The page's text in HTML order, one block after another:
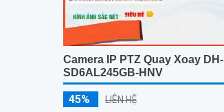
Camera IP PTZ Quay Xoay DH-
SD6AL245GB-HNV
45% LIÊN HỆ